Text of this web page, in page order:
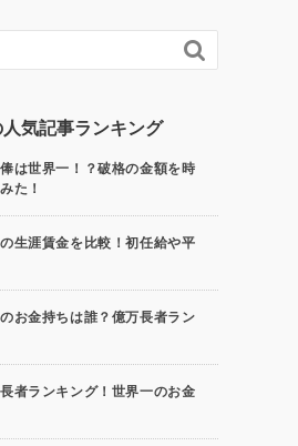

気記事ランキング
は世界一！？破格の金額を時
た！
生涯賃金を比較！初任給や平
お金持ちは誰？億万長者ラン
者ランキング！世界一のお金